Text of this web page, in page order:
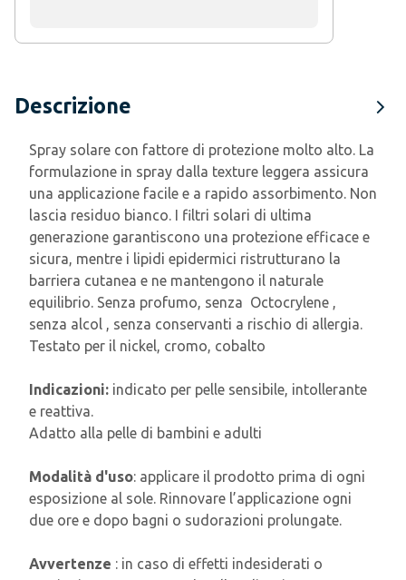
Descrizione
Spray solare con fattore di protezione molto alto. La
formulazione in spray dalla texture leggera assicura
una applicazione facile e a rapido assorbimento. Non
lascia residuo bianco. I filtri solari di ultima
generazione garantiscono una protezione efficace e
sicura, mentre i lipidi epidermici ristrutturano la
barriera cutanea e ne mantengono il naturale
equilibrio. Senza profumo, senza Octocrylene ,
senza alcol , senza conservanti a rischio di allergia.
Testato per il nickel, cromo, cobalto
Indicazioni: indicato per pelle sensibile, intollerante
e reattiva.
Adatto alla pelle di bambini e adulti
Modalità d'uso: applicare il prodotto prima di ogni
esposizione al sole. Rinnovare l’applicazione ogni
due ore e dopo bagni o sudorazioni prolungate.
Avvertenze : in caso di effetti indesiderati o